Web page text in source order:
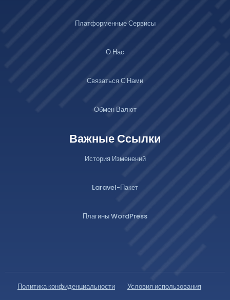
Платформенные Сервисы
О Нас
Связаться С Нами
Обмен Валют
Важные Ссылки
История Изменений
Laravel-Пакет
Плагины WordPress
Политика конфиденциальности Условия использования